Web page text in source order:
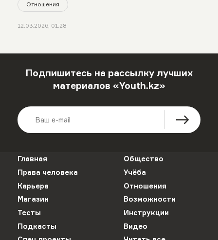
Отношения
12.03.2026, 01:28
Подпишитесь на рассылку лучших
материалов «Youth.kz»
Главная
Общество
Права человека
Учёба
Карьера
Отношения
Магазин
Возможности
Тесты
Инструкции
Подкасты
Видео